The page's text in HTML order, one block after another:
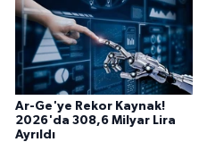
Ar-Ge'ye Rekor Kaynak!
2026'da 308,6 Milyar Lira
Ayrıldı